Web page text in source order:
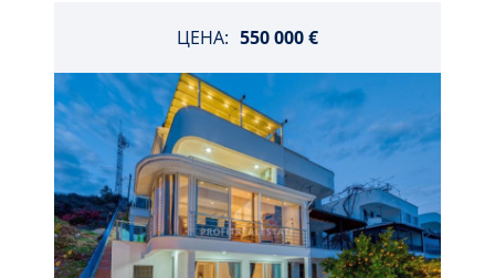
ЦЕНА: 550 000 €